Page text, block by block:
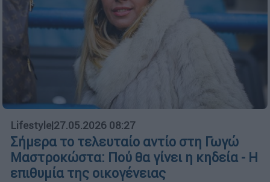
Lifestyle|27.05.2026 08:27
Σήμερα το τελευταίο αντίο στη Γωγώ
Μαστροκώστα: Πού θα γίνει η κηδεία - Η
επιθυμία της οικογένειας